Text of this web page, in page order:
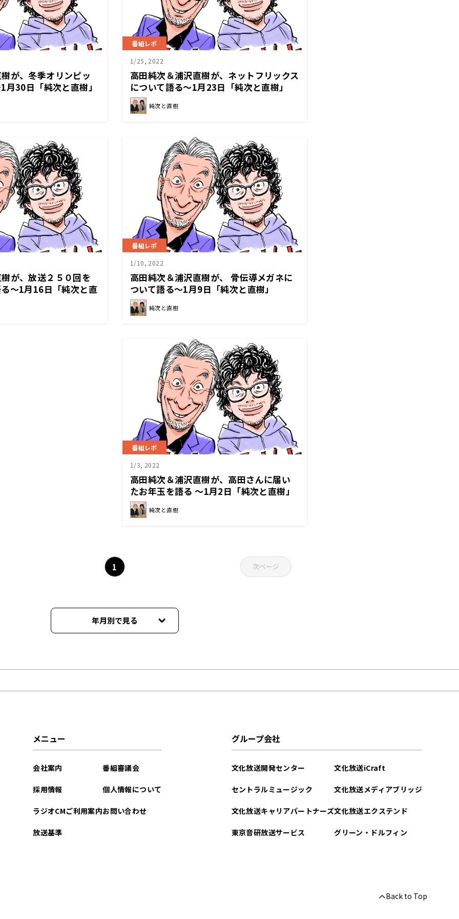
が、冬季オリンピッ
月30日「純次と直樹」
番組レポ
1/25, 2022
高田純次＆浦沢直樹が、ネットフリックス
について語る～1月23日「純次と直樹」
純次と直樹
が、放送２５０回を
～1月16日「純次と直
番組レポ
1/10, 2022
高田純次＆浦沢直樹が、 骨伝導メガネに
ついて語る〜1月9日「純次と直樹」
純次と直樹
番組レポ
1/3, 2022
高田純次＆浦沢直樹が、高田さんに届い
たお年玉を語る 〜1月2日「純次と直樹」
純次と直樹
1 次ページ
年月別で見る
2025年08月
2025年07月
メニュー
会社案内
採用情報
ラジオCMご利用案内
放送基準
番組審議会
個人情報について
お問い合わせ
グループ会社
文化放送開発センター
セントラルミュージック
文化放送キャリアパートナーズ
東京音研放送サービス
文化放送iCraft
文化放送メディアブリッジ
文化放送エクステンド
グリーン・ドルフィン
Back to Top